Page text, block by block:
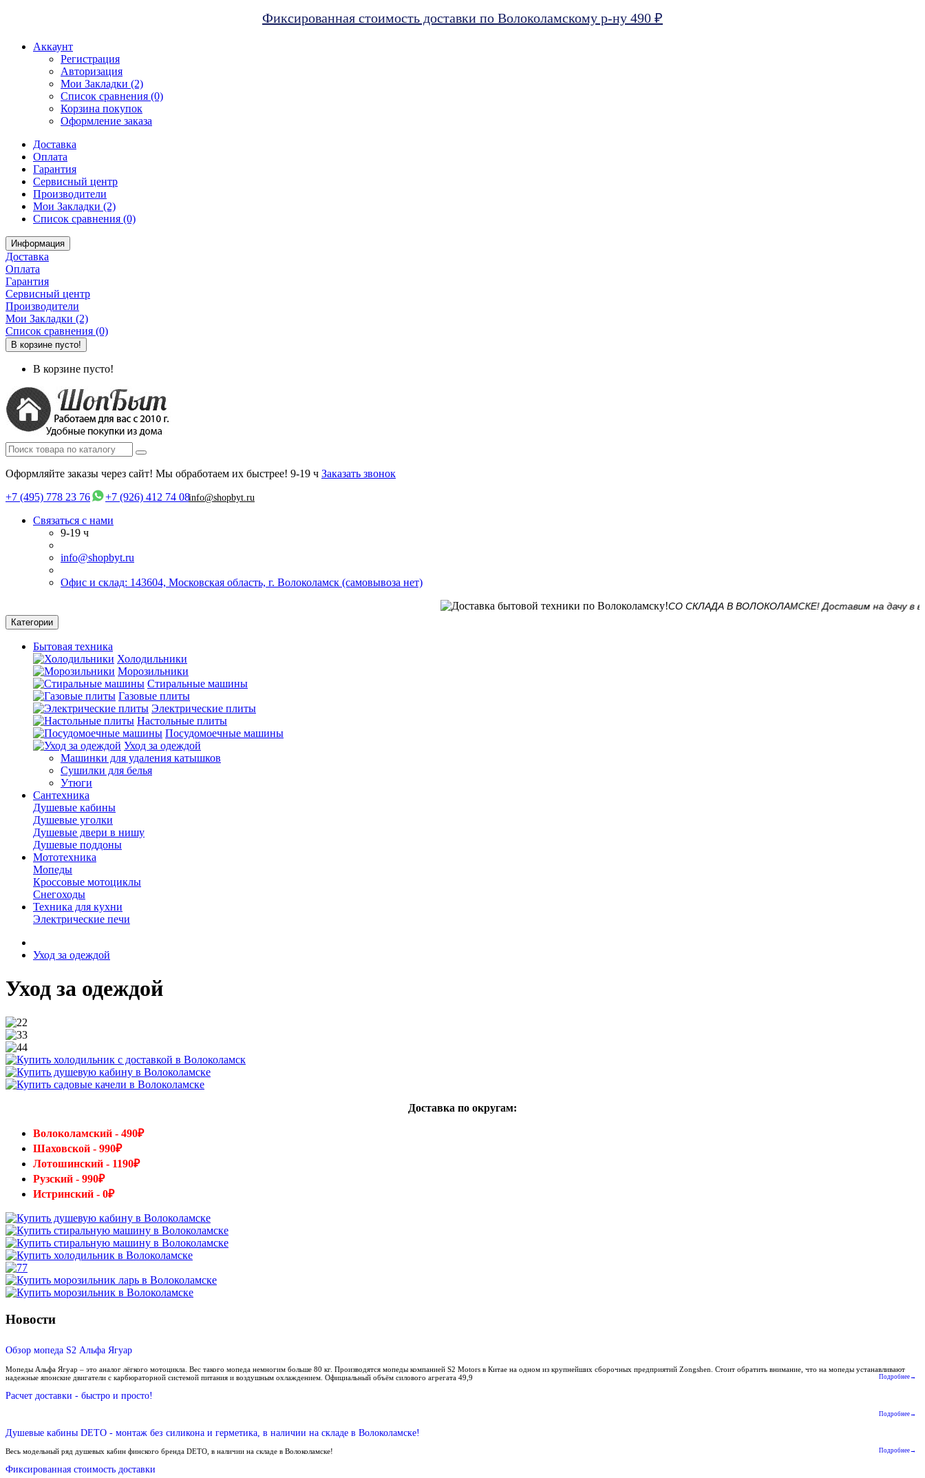
Фиксированная стоимость доставки по Волоколамскому р-ну 490 ₽
Аккаунт
Регистрация
Авторизация
Мои Закладки (2)
Список сравнения (0)
Корзина покупок
Оформление заказа
Доставка
Оплата
Гарантия
Сервисный центр
Производители
Мои Закладки (2)
Список сравнения (0)
Информация
Доставка
Оплата
Гарантия
Сервисный центр
Производители
Мои Закладки (2)
Список сравнения (0)
В корзине пусто!
В корзине пусто!
Оформляйте заказы через сайт! Мы обработаем их быстрее! 9-19 ч Заказать звонок
+7 (495) 778 23 76
+7 (926) 412 74 08info@shopbyt.ru
Связаться с нами
9-19 ч
info@shopbyt.ru
Офис и склад: 143604, Московская область, г. Волоколамск (самовывоза нет)
СО СКЛАДА В ВОЛОКОЛАМСКЕ! Доставим на дачу в
Категории
Бытовая техника
Холодильники
Морозильники
Стиральные машины
Газовые плиты
Электрические плиты
Настольные плиты
Посудомоечные машины
Уход за одеждой
Машинки для удаления катышков
Сушилки для белья
Утюги
Сантехника
Душевые кабины
Душевые уголки
Душевые двери в нишу
Душевые поддоны
Мототехника
Мопеды
Кроссовые мотоциклы
Снегоходы
Техника для кухни
Электрические печи
Уход за одеждой
Уход за одеждой
Доставка по округам:
Волоколамский - 490₽
Шаховской - 990₽
Лотошинский - 1190₽
Рузский - 990₽
Истринский - 0₽
Новости
Обзор мопеда S2 Альфа Ягуар
Мопеды Альфа Ягуар – это аналог лёгкого мотоцикла. Вес такого мопеда немногим больше 80 кг. Производятся мопеды компанией S2 Motors в Китае на одном из крупнейших сборочных предприятий Zongshen. Стоит обратить внимание, что на мопеды устанавливают
надежные японские двигатели с карбюраторной системой питания и воздушным охлаждением. Официальный объём силового агрегата 49,9
Подробнее→
Расчет доставки - быстро и просто!
Подробнее→
Душевые кабины DETO - монтаж без силикона и герметика, в наличии на складе в Волоколамске!
Весь модельный ряд душевых кабин финского бренда DETO, в наличии на складе в Волоколамске! Подробнее→
Фиксированная стоимость доставки